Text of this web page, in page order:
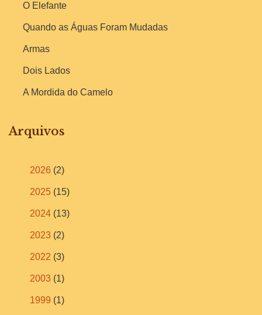
O Elefante
Quando as Águas Foram Mudadas
Armas
Dois Lados
A Mordida do Camelo
Arquivos
2026 (2)
2025 (15)
2024 (13)
2023 (2)
2022 (3)
2003 (1)
1999 (1)